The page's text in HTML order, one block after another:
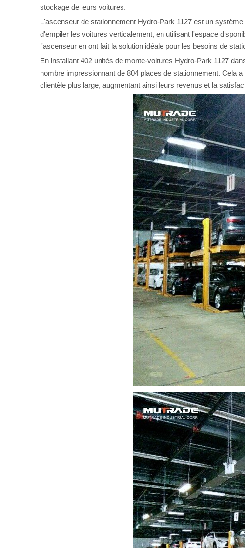
stockage de leurs voitures.
L'ascenseur de stationnement Hydro-Park 1127 est un
d'empiler les voitures verticalement, en utilisant l'espace
l'ascenseur en ont fait la solution idéale pour les besoins de
En installant 402 unités de monte-voitures Hydro-Park 1127
nombre impressionnant de 804 places de stationnement. Cela
clientèle plus large, augmentant ainsi leurs revenus et la